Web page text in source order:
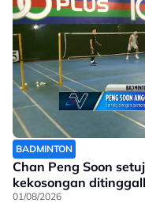
BADMINTON
Chan Peng Soon
kekosongan
01/08/2026